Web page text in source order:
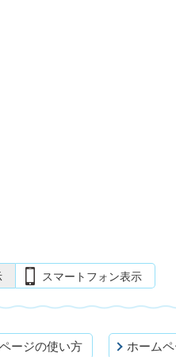
スマートフォン表示
ージの使い方 ホーム